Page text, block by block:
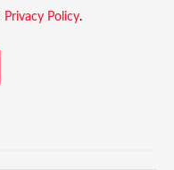
Privacy Policy.